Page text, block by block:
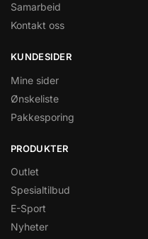
Samarbeid
Kontakt oss
KUNDESIDER
Mine sider
Ønskeliste
Pakkesporing
PRODUKTER
Outlet
Spesialtilbud
E-Sport
Nyheter